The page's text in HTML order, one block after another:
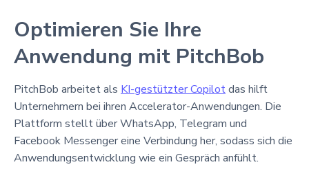
Optimieren Sie Ihre
Anwendung mit PitchBob
PitchBob arbeitet als KI-gestützter Copilotdas hilft
Unternehmern bei ihren Accelerator-Anwendungen. Die
Plattform stellt über WhatsApp, Telegram und
Facebook Messenger eine Verbindung her, sodass sich die
Anwendungsentwicklung wie ein Gespräch anfühlt.